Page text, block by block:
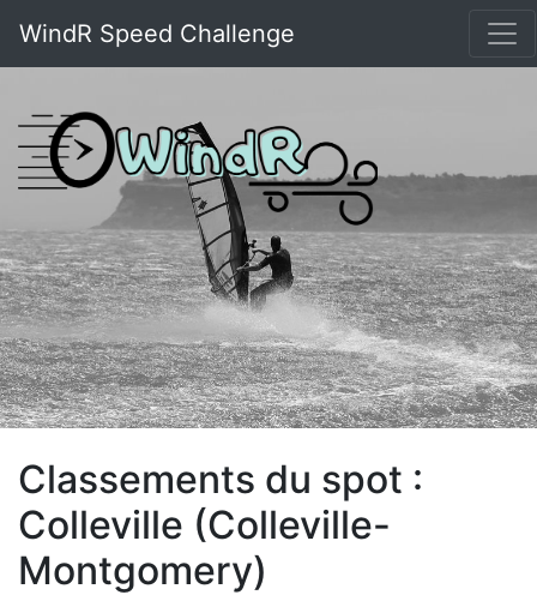
WindR Speed Challenge
Classements du spot :
Colleville (Colleville-
Montgomery)